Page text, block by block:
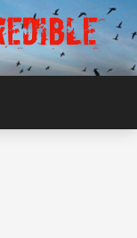
THE